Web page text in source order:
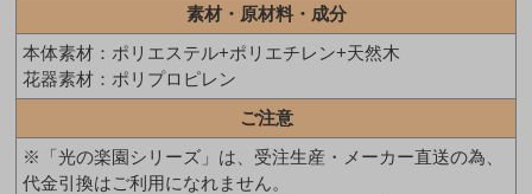
素材・原材料・成分
本体素材：ポリエステル+ポリエチレン+天然木
花器素材：ポリプロピレン
ご注意
※「光の楽園シリーズ」は、受注生産・メーカー直送の為、
代金引換はご利用になれません。